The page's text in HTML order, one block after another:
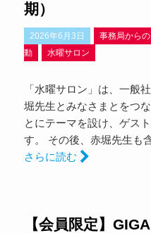
期）
2026年6月3日 事務局から
動
水曜サロン
「水曜サロン」は、一般
堀先生とみなさまとをつ
とにテーマを設け、ゲス
す。 その後、赤堀先生も
さらに読む
【会員限定】